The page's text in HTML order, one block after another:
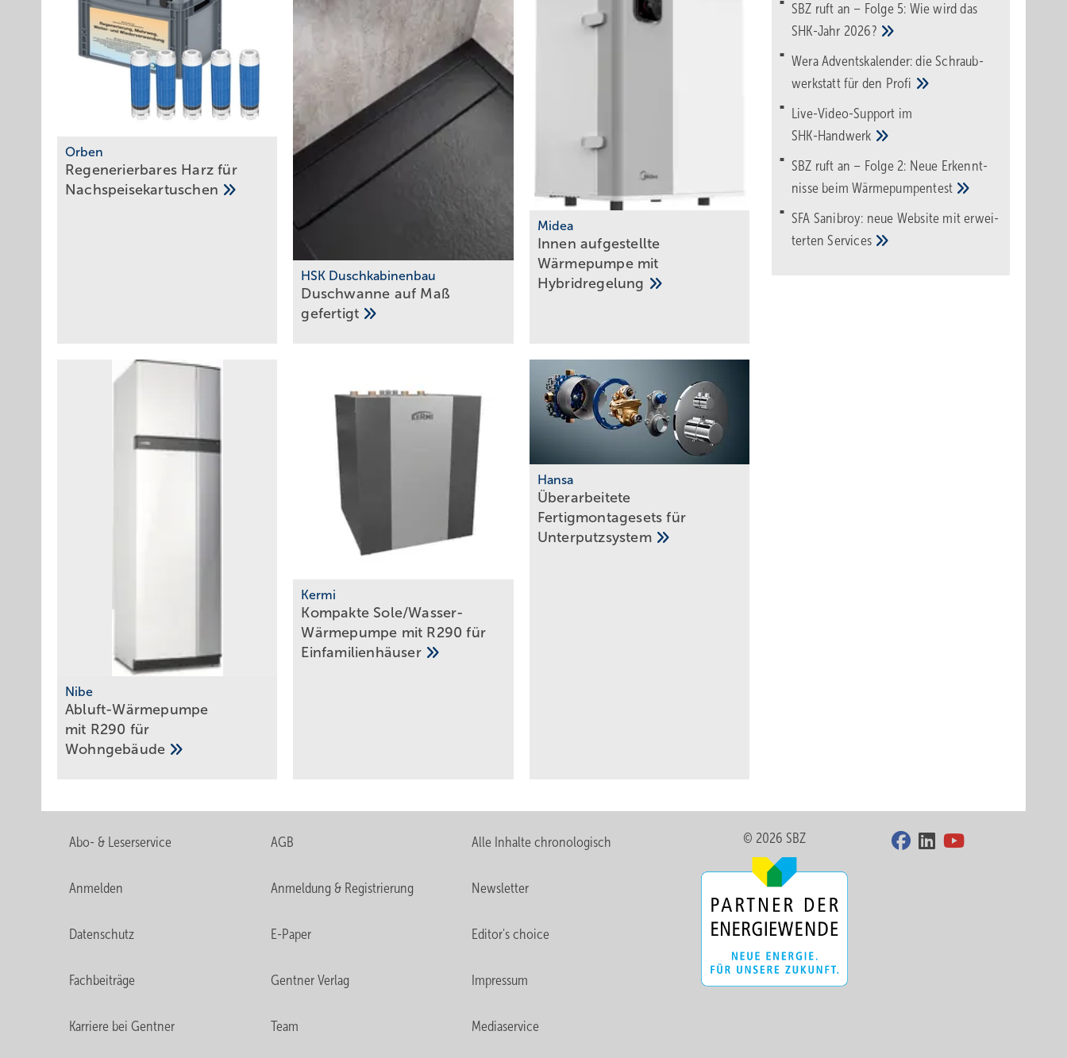
Orben
Regenerierbares Harz für
Nachspeisekartuschen
HSK Duschkabinenbau
Duschwanne auf Maß
gefertigt
Midea
Innen aufgestellte
Wärmepumpe mit
Hybridregelung
Nibe
Abluft-Wärmepumpe
mit R290 für
Wohngebäude
Kermi
Kompakte Sole/Wasser-
Wärmepumpe mit R290 für
Einfamilienhäuser
Hansa
Überarbeitete
Fertigmontagesets für
Unterputzsystem
SBZ ruft an – Folge 5: Wie wird das
SHK-Jahr 2026?
Wera Adventskalender: die Schraub­
werk­statt für den Pro­fi
Live-Video-Support im
SHK-Handwerk
SBZ ruft an – Folge 2: Neue Erkennt­
nisse beimWärme­pumpen­test
SFA Sanibroy: neue Web­site mit erwei­
tertenServices
Abo- & Leserservice AGB Alle Inhalte chronologisch
Anmelden Anmeldung & Registrierung Newsletter
Datenschutz E-Paper Editor's choice
Fachbeiträge Gentner Verlag Impressum
Karriere bei Gentner Team Mediaservice
© 2026 SBZ